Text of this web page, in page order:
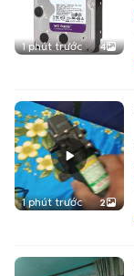
1 phút trước 4
1 phút trước 2